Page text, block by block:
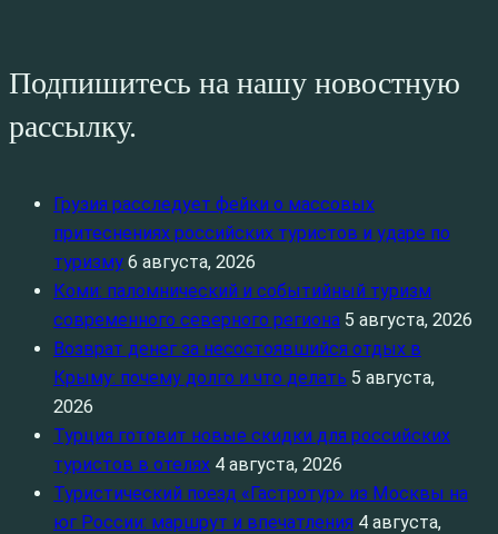
Подпишитесь на нашу новостную
рассылку.
Грузия расследует фейки о массовых
притеснениях российских туристов и ударе по
туризму 6 августа, 2026
Коми: паломнический и событийный туризм
современного северного региона 5 августа, 2026
Возврат денег за несостоявшийся отдых в
Крыму: почему долго и что делать 5 августа,
2026
Турция готовит новые скидки для российских
туристов в отелях 4 августа, 2026
Туристический поезд «Гастротур» из Москвы на
юг России: маршрут и впечатления 4 августа,